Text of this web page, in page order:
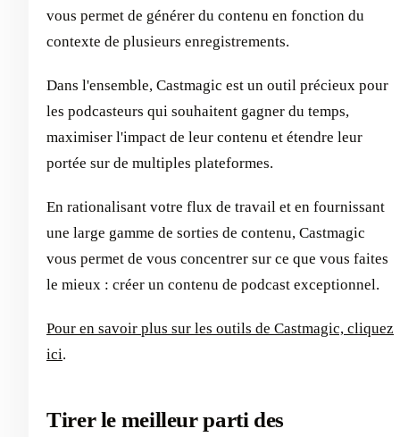
vous permet de générer du contenu en fonction du
contexte de plusieurs enregistrements.
Dans l'ensemble, Castmagic est un outil précieux pour
les podcasteurs qui souhaitent gagner du temps,
maximiser l'impact de leur contenu et étendre leur
portée sur de multiples plateformes.
En rationalisant votre flux de travail et en fournissant
une large gamme de sorties de contenu, Castmagic
vous permet de vous concentrer sur ce que vous faites
le mieux : créer un contenu de podcast exceptionnel.
Pour en savoir plus sur les outils de Castmagic, cliquez
ici.
Tirer le meilleur parti des